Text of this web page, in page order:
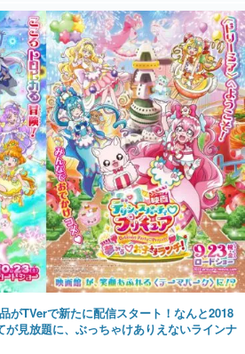
がTVerで新たに配信スタート！なんと2018
が見放題に、ぶっちゃけありえないラインナ